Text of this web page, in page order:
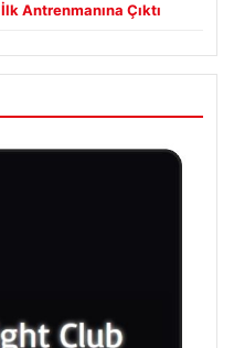
Antrenmanına Çıktı